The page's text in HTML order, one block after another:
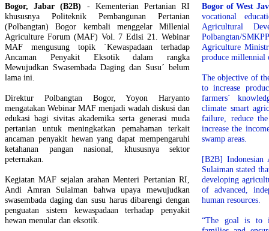
Bogor, Jabar (B2B) - Kementerian Pertanian RI
khususnya Politeknik Pembangunan Pertanian
(Polbangtan) Bogor kembali menggelar Millenial
Agriculture Forum (MAF) Vol. 7 Edisi 21. Webinar
MAF mengusung topik ´Kewaspadaan terhadap
Ancaman Penyakit Eksotik dalam rangka
Mewujudkan Swasembada Daging dan Susu´ belum
lama ini.
Direktur Polbangtan Bogor, Yoyon Haryanto
mengatakan Webinar MAF menjadi wadah diskusi dan
edukasi bagi sivitas akademika serta generasi muda
pertanian untuk meningkatkan pemahaman terkait
ancaman penyakit hewan yang dapat mempengaruhi
ketahanan pangan nasional, khususnya sektor
peternakan.
Kegiatan MAF sejalan arahan Menteri Pertanian RI,
Andi Amran Sulaiman bahwa upaya mewujudkan
swasembada daging dan susu harus dibarengi dengan
penguatan sistem kewaspadaan terhadap penyakit
hewan menular dan eksotik.
Bogor of West
vocational
Agricultural
Polbangtan/
Agriculture
produce millennial
The objective of
to increase
farmers´
climate smart
failure, reduce
increase the
swamp areas.
[B2B]
Sulaiman stated
developing
of advanced,
human resources.
“The goal is to